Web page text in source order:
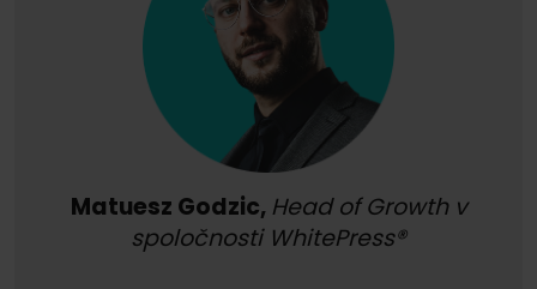
Matuesz Godzic, Head of Growth v
spoločnosti WhitePress®